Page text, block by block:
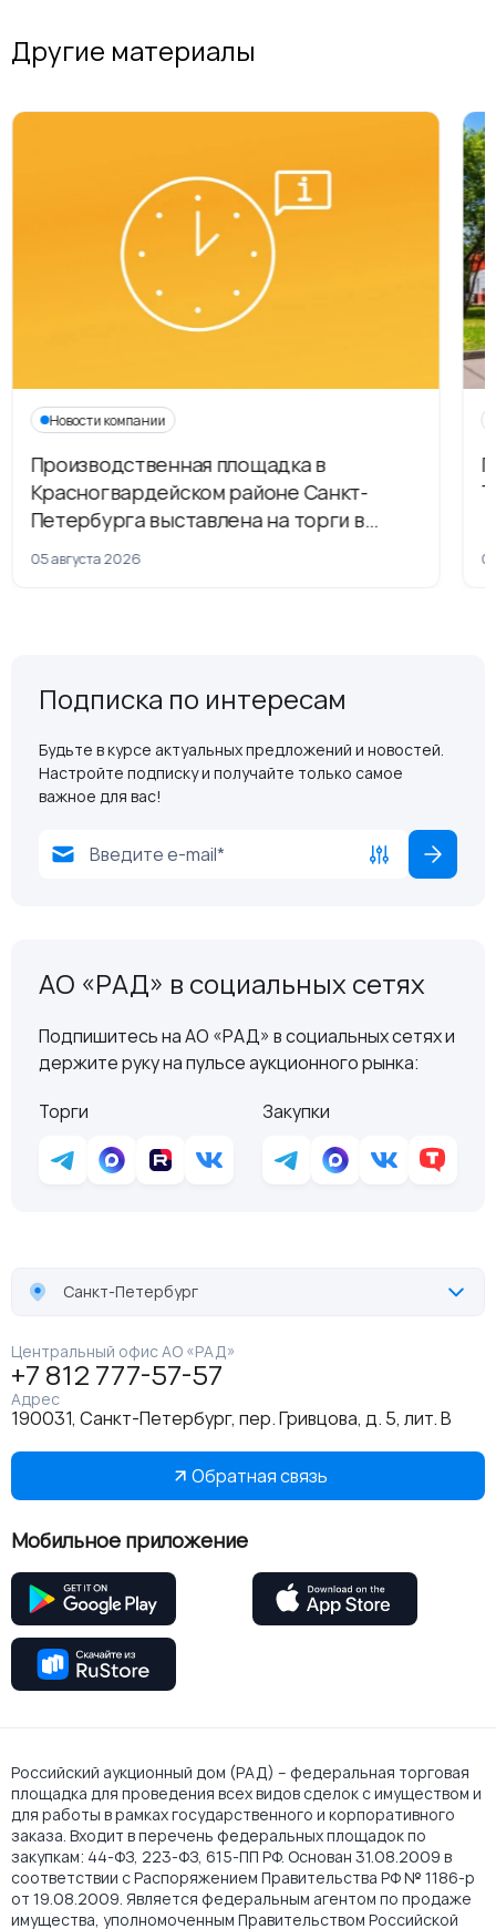
Другие материалы
Новости компании
Производственная площадка в
Красногвардейском районе Санкт-
Петербурга выставлена на торги в
рамках приватизации
05 августа 2026
Подписка по интересам
Будьте в курсе актуальных предложений и новостей.
Настройте подписку и получайте только самое
важное для вас!
АО «РАД» в социальных сетях
Подпишитесь на АО «РАД» в социальных сетях и
держите руку на пульсе аукционного рынка:
Торги
Закупки
Санкт-Петербург
Центральный офис АО «РАД»
+7 812 777-57-57
Адрес
190031, Санкт-Петербург, пер. Гривцова, д. 5, лит. В
Обратная связь
Мобильное приложение
Российский аукционный дом (РАД) – федеральная торговая
площадка для проведения всех видов сделок с имуществом и
для работы в рамках государственного и корпоративного
заказа. Входит в перечень федеральных площадок по
закупкам: 44-ФЗ, 223-ФЗ, 615-ПП РФ. Основан 31.08.2009 в
соответствии с Распоряжением Правительства РФ № 1186-р
от 19.08.2009. Является федеральным агентом по продаже
имущества, уполномоченным Правительством Российской